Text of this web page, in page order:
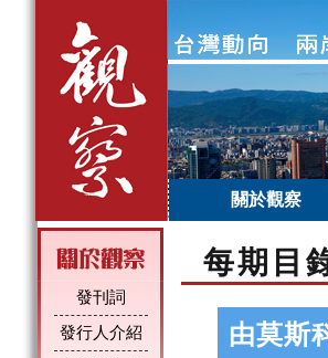
關於觀察
發刊詞
發行人介紹
每期目
由莫斯